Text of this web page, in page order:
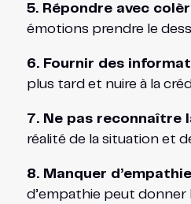
5. Répondre avec
émotions prendre le
6. Fournir des
plus tard et nuire à la
7. Ne pas reconnaître
réalité de la situation et
8. Manquer
d’empathie peut donner